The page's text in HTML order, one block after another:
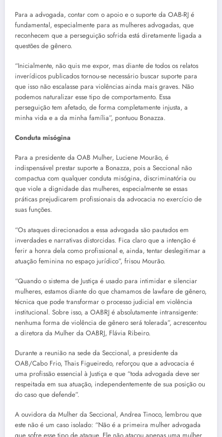
Para a advogada, contar com o apoio e o suporte da OAB-RJ é
fundamental, especialmente para as mulheres advogadas, que
reconhecem que a perseguição sofrida está diretamente ligada a
questões de gênero.
“Inicialmente, não quis me expor, mas diante de todos os relatos
inverídicos publicados tornou-se necessário buscar suporte para
que isso não escalasse para violências ainda mais graves. Não
podemos naturalizar esse tipo de comportamento. Essa
perseguição tem afetado, de forma completamente injusta, a
minha vida e a da minha família”, pontuou Bonazza.
Conduta misógina
Para a presidente da OAB Mulher, Luciene Mourão, é
indispensável prestar suporte a Bonazza, pois a Seccional não
compactua com qualquer conduta misógina, discriminatória ou
que viole a dignidade das mulheres, especialmente se essas
práticas prejudicarem profissionais da advocacia no exercício de
suas funções.
“Os ataques direcionados a essa advogada são pautados em
inverdades e narrativas distorcidas. Fica claro que a intenção é
ferir a honra dela como profissional e, ainda, tentar deslegitimar a
atuação feminina no espaço jurídico”, frisou Mourão.
“Quando o sistema de Justiça é usado para intimidar e silenciar
mulheres, estamos diante do que chamamos de lawfare de gênero,
técnica que pode transformar o processo judicial em violência
institucional. Sobre isso, a OABRJ é absolutamente intransigente:
nenhuma forma de violência de gênero será tolerada”, acrescentou
a diretora da Mulher da OABRJ, Flávia Ribeiro.
Durante a reunião na sede da Seccional, a presidente da
OAB/Cabo Frio, Thais Figueiredo, reforçou que a advocacia é
uma profissão essencial à Justiça e que “toda advogada deve ser
respeitada em sua atuação, independentemente de sua posição ou
do caso que defende”.
A ouvidora da Mulher da Seccional, Andrea Tinoco, lembrou que
este não é um caso isolado: “Não é a primeira mulher advogada